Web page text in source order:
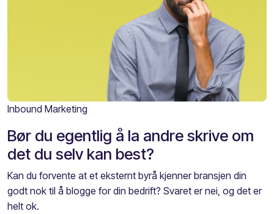
Inbound Marketing
Bør du egentlig å la andre skrive om
det du selv kan best?
Kan du forvente at et eksternt byrå kjenner bransjen din
godt nok til å blogge for din bedrift? Svaret er nei, og det er
helt ok.